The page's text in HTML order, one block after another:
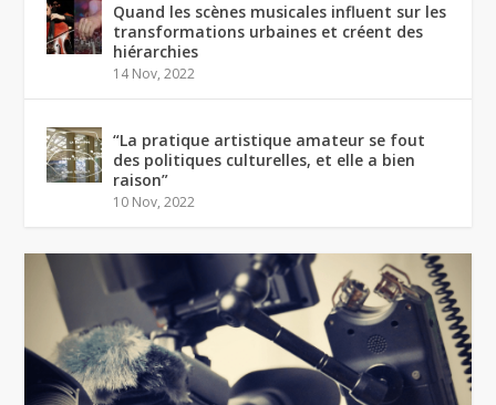
Quand les scènes musicales influent sur les
transformations urbaines et créent des
hiérarchies
14 Nov, 2022
“La pratique artistique amateur se fout
des politiques culturelles, et elle a bien
raison”
10 Nov, 2022